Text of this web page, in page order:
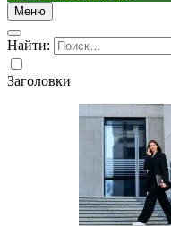
Меню
Найти:
Заголовки